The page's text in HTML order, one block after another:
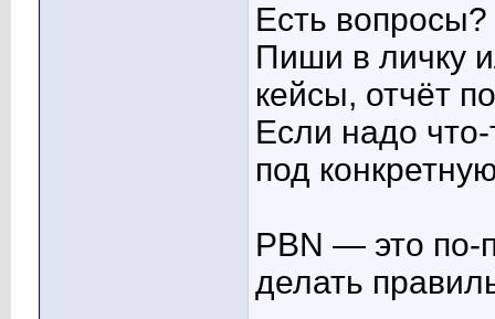
Есть вопросы?
Пиши в личку
кейсы, отчёт
Если надо
под
PBN — это по-
делать